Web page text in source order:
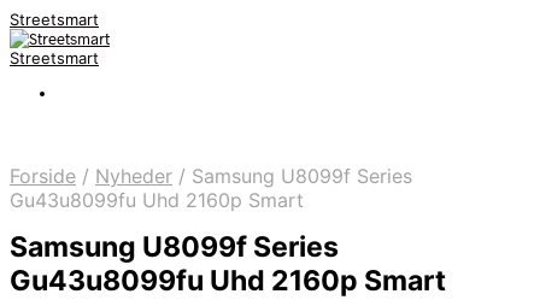
Streetsmart
Streetsmart
Forside / Nyheder / Samsung U8099f Series
Gu43u8099fu Uhd 2160p Smart
Samsung U8099f Series
Gu43u8099fu Uhd 2160p Smart